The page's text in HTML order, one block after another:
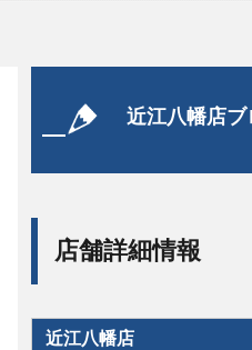
近江八幡店
店舗詳細情報
近江八幡店